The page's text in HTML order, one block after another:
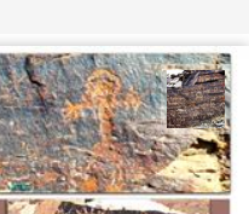
محمد ناصری فرد